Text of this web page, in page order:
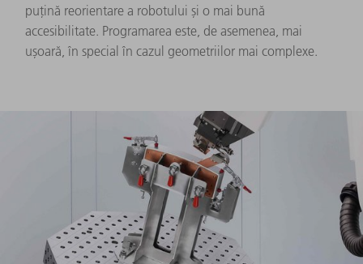
puțină reorientare a robotului și o mai bună
accesibilitate. Programarea este, de asemenea, mai
ușoară, în special în cazul geometriilor mai complexe.